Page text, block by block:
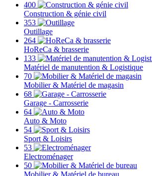
400
Construction & génie civil
353
Outillage
264
HoReCa & brasserie
133
Matériel de manutention & Logistique
70
Mobilier & Matériel de magasin
68
Garage - Carrosserie
64
Auto & Moto
54
Sport & Loisirs
53
Electroménager
50
Mobilier & Matériel de bureau